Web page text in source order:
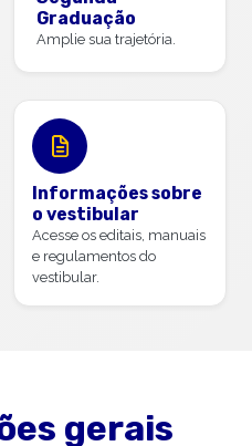
Graduação
Amplie sua trajetória.
Informações sobre
o vestibular
Acesse os editais, manuais
e regulamentos do
vestibular.
gerais